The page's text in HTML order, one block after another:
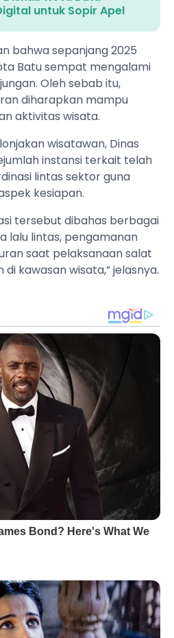
untuk Sopir Apel
bahwa sepanjang 2025
Batu sempat mengalami
Oleh sebab itu,
diharapkan mampu
aktivitas wisata.
wisatawan, Dinas
instansi terkait telah
lintas sektor guna
kesiapan.
tersebut dibahas berbagai
lalu lintas, pengamanan
saat pelaksanaan salat
kawasan wisata,” jelasnya.